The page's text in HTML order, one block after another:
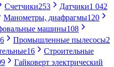
Счетчики253 Датчики1 042
Манометры, диафрагмы120
машины108
6 Промышленные пылесосы2
16
Строительные
Гайковерт электрический